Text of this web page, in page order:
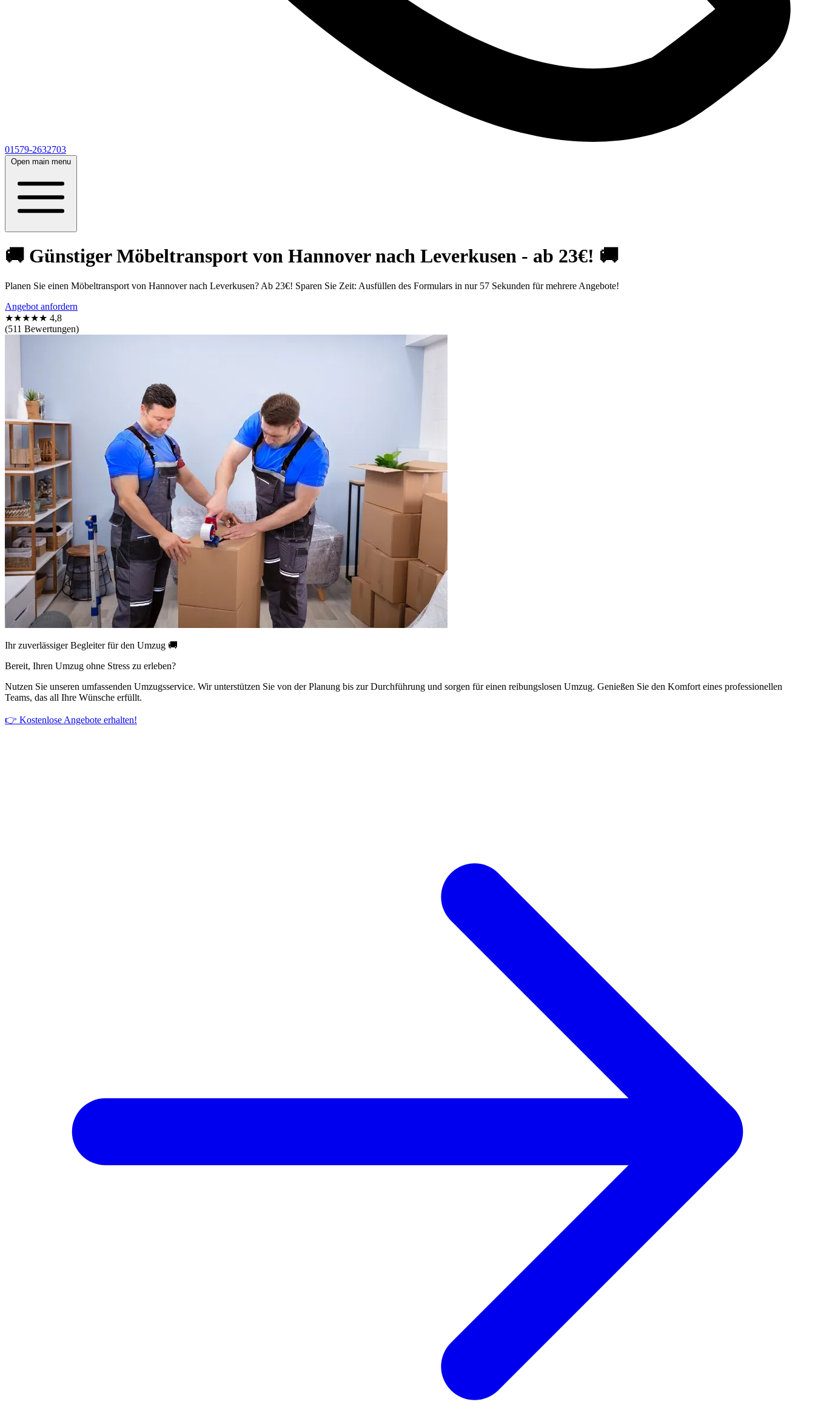
01579-2632703
Open main menu
🚚 Günstiger Möbeltransport von Hannover nach Leverkusen - ab 23€! 🚚
Planen Sie einen Möbeltransport von Hannover nach Leverkusen? Ab 23€! Sparen Sie Zeit: Ausfüllen des Formulars in nur 57 Sekunden für mehrere Angebote!
Angebot anfordern
★★★★★ 4,8
(511 Bewertungen)
Ihr zuverlässiger Begleiter für den Umzug 🚚
Bereit, Ihren Umzug ohne Stress zu erleben?
Nutzen Sie unseren umfassenden Umzugsservice. Wir unterstützen Sie von der Planung bis zur Durchführung und sorgen für einen reibungslosen Umzug. Genießen Sie den Komfort eines professionellen
Teams, das all Ihre Wünsche erfüllt.
👉 Kostenlose Angebote erhalten!